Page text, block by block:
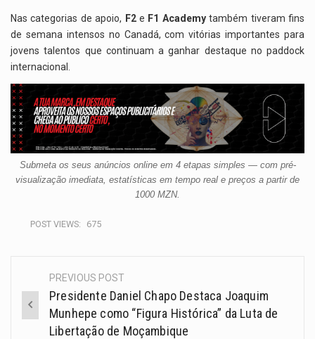
Nas categorias de apoio, F2e F1 Academytambém tiveram fins
de semana intensos no Canadá, com vitórias importantes para
jovens talentos que continuam a ganhar destaque no paddock
internacional.
Submeta os seus anúncios online em 4 etapas simples — com pré-
visualização imediata, estatísticas em tempo real e preços a partir de
1000 MZN.
POST VIEWS: 675
PREVIOUS POST
Presidente Daniel Chapo Destaca Joaquim
Munhepe como “Figura Histórica” da Luta de
Libertação de Moçambique